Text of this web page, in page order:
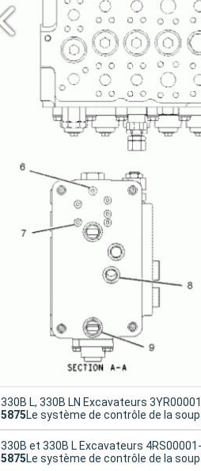
330B L, 330B LN Excavateurs
5875Le système de contrôle de la
330B et 330B L Excavateurs
5875Le système de contrôle de la